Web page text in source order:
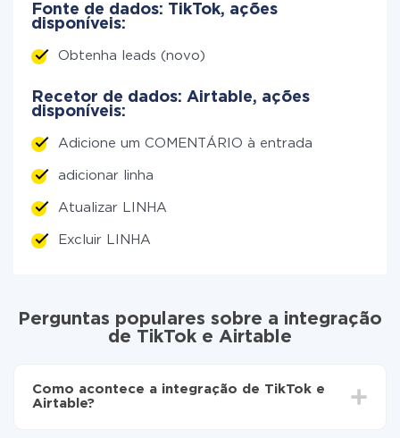
Fonte de dados: TikTok, ações
disponíveis:
Obtenha leads (novo)
Recetor de dados: Airtable, ações
disponíveis:
Adicione um COMENTÁRIO à entrada
adicionar linha
Atualizar LINHA
Excluir LINHA
Perguntas populares sobre a integração
de TikTok e Airtable
Como acontece a integração de TikTok e
Airtable?